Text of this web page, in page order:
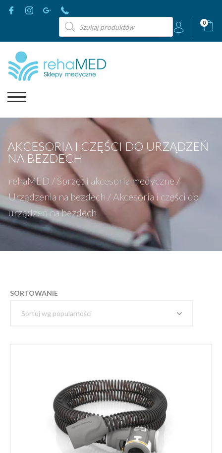
Wyszukiwarka
produktów
0
AKCESORIA I CZĘŚCI DO URZĄDZEŃ
NA BEZDECH
rehaMED / Sprzęt i akcesoria medyczne /
Urządzenia na bezdech / Akcesoria i części do
urządzeń na bezdech
SORTOWANIE